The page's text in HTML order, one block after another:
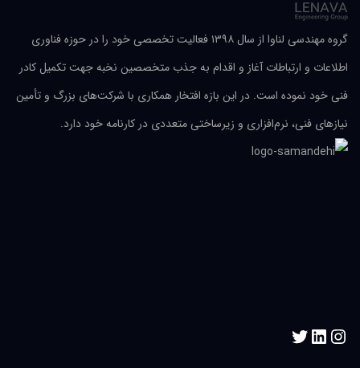
گروه مهندسی لناوا از سال ۱۳۹۸ فعالیت تخصصی خود را در حوزه فناوری
اطلاعات و ارتباطات آغاز و اقدام به جذب متخصصین نخبه جهت تکمیل کادر
فنی خود نموده است. در این بازه افتخار همکاری با شرکت‌های بزرگ و تأمین
نیازهای فنی، نرم‌افزاری و زیرساختی متعددی در کارنامه خود دارد.